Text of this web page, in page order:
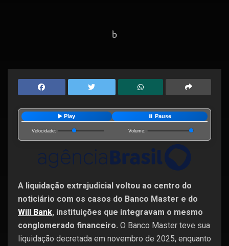
▶️ Play ⏸️ Pause
Velocidade: Volume:
A liquidação extrajudicial voltou ao centro do
noticiário com os casos do Banco Master e do
Will Bank, instituições que integravam o mesmo
conglomerado financeiro. O Banco Master teve sua
liquidação decretada em novembro de 2025, enquanto